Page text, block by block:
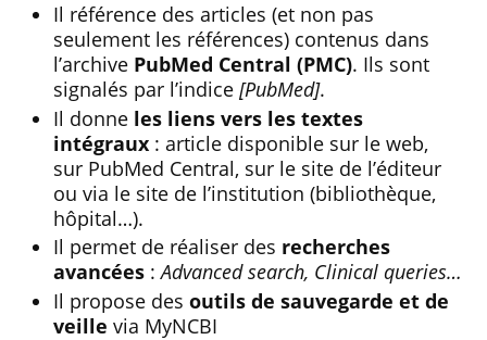
Il référence des articles (et non pas
seulement les références) contenus dans
l’archive PubMed Central (PMC). Ils sont
signalés par l’indice[PubMed].
Il donne les liens vers les textes
intégraux : article disponible sur le web,
sur PubMed Central, sur le site de l’éditeur
ou via le site de l’institution (bibliothèque,
hôpital…).
Il permet de réaliser des recherches
avancées :Advanced search, Clinical queries…
Il propose desoutils de sauvegarde et de
veille via MyNCBI